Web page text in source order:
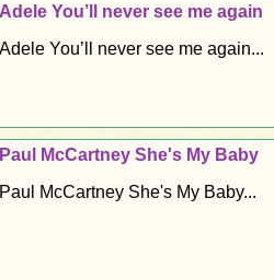
Adele You’ll never see me again
Adele You’ll never see me again...
Paul McCartney She's My Baby
Paul McCartney She's My Baby...